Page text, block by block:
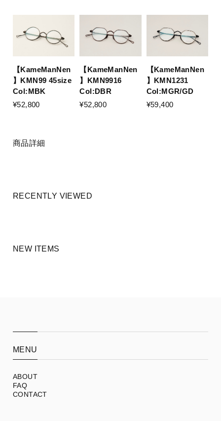
【KameManNen
】KMN99 45size
Col:MBK
¥52,800
【KameManNen
】KMN9916
Col:DBR
¥52,800
【KameManNen
】KMN1231
Col:MGR/GD
¥59,400
商品詳細
RECENTLY VIEWED
NEW ITEMS
MENU
ABOUT
FAQ
CONTACT